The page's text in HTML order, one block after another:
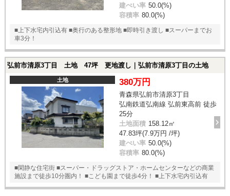
建ぺい率 50.0(%)
容積率 80.0(%)
■上下水宅内引込有 ■奥行のある整形地 ■即時引き渡し ■スーパーまでお
車3分！
弘前市清原3丁目 土地 47坪 更地渡し｜弘前市清原3丁目の土地
土地 380万円
青森県弘前市清原3丁目
弘南鉄道弘南線 弘前東高前 徒歩
25分
土地面積 158.12㎡
47.83坪(7.9万円 /坪)
建ぺい率 50.0(%)
容積率 80.0(%)
■閑静な住宅街 ■スーパー・ドラッグストア・ホームセンターなどの商業
施設まで徒歩10分圏内！ ■こども園まで徒歩4分！ ■上下水宅内引込有